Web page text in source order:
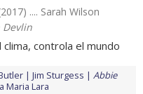
.... Sarah Wilson
Devlin
controla el mundo
Jim Sturgess
Abbie
Maria Lara